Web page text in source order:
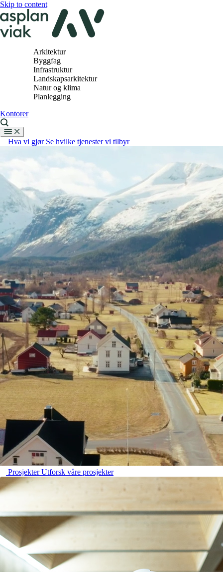
Skip to content
Arkitektur
Byggfag
Infrastruktur
Landskapsarkitektur
Natur og klima
Planlegging
Kontorer
Hva vi gjør Se hvilke tjenester vi tilbyr
ProsjekterUtforsk våre prosjekter